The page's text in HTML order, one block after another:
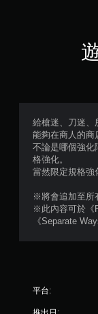
給槍迷、刀迷、
能夠在商人的商
不論是哪個強化
格強化。
當然限定規格強
※將會追加至所
※此內容可於《
《Separate
平台: